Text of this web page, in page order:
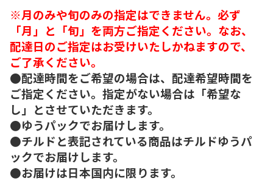
※月のみや旬のみの指定はできません。必ず
「月」と「旬」を両方ご指定ください。なお、
配達日のご指定はお受けいたしかねますので、
ご了承ください。
●配達時間をご希望の場合は、配達希望時間を
ご指定ください。指定がない場合は「希望な
し」とさせていただきます。
●ゆうパックでお届けします。
●チルドと表記されている商品はチルドゆうパ
ックでお届けします。
●お届けは日本国内に限ります。